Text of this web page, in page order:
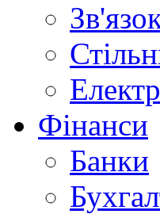
Фінанси
Банки